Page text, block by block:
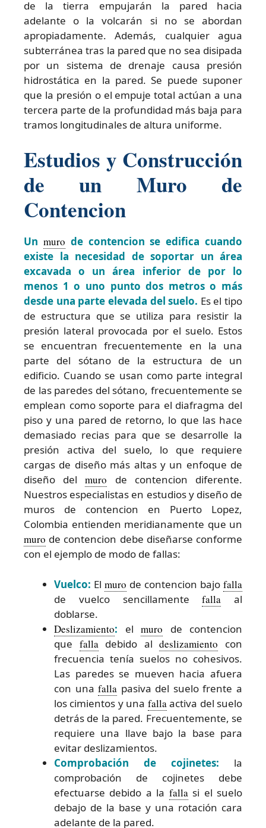
de la tierra empujarán la pared hacia
adelante o la volcarán si no se abordan
apropiadamente. Además, cualquier agua
subterránea tras la pared que no sea disipada
por un sistema de drenaje causa presión
hidrostática en la pared. Se puede suponer
que la presión o el empuje total actúan a una
tercera parte de la profundidad más baja para
tramos longitudinales de altura uniforme.
Estudios y Construcción
de un Muro de
Contencion
Un muro de contencion se edifica cuando
existe la necesidad de soportar un área
excavada o un área inferior de por lo
menos 1 o uno punto dos metros o más
desde una parte elevada del suelo. Es el tipo
de estructura que se utiliza para resistir la
presión lateral provocada por el suelo. Estos
se encuentran frecuentemente en la una
parte del sótano de la estructura de un
edificio. Cuando se usan como parte integral
de las paredes del sótano, frecuentemente se
emplean como soporte para el diafragma del
piso y una pared de retorno, lo que las hace
demasiado recias para que se desarrolle la
presión activa del suelo, lo que requiere
cargas de diseño más altas y un enfoque de
diseño delmuro de contencion diferente.
Nuestros especialistas en estudios y diseño de
muros de contencion en Puerto Lopez,
Colombia entienden meridianamente que un
muro de contencion debe diseñarse conforme
con el ejemplo de modo de fallas:
Vuelco: El muro de contencion bajo falla
de vuelco sencillamentefalla al
doblarse.
Deslizamiento: el muro de contencion
que falladebido aldeslizamiento con
frecuencia tenía suelos no cohesivos.
Las paredes se mueven hacia afuera
con unafalla pasiva del suelo frente a
los cimientos y una fallaactiva del suelo
detrás de la pared. Frecuentemente, se
requiere una llave bajo la base para
evitar deslizamientos.
Comprobación de cojinetes: la
comprobación de cojinetes debe
efectuarse debido a la fallasi el suelo
debajo de la base y una rotación cara
adelante de la pared.